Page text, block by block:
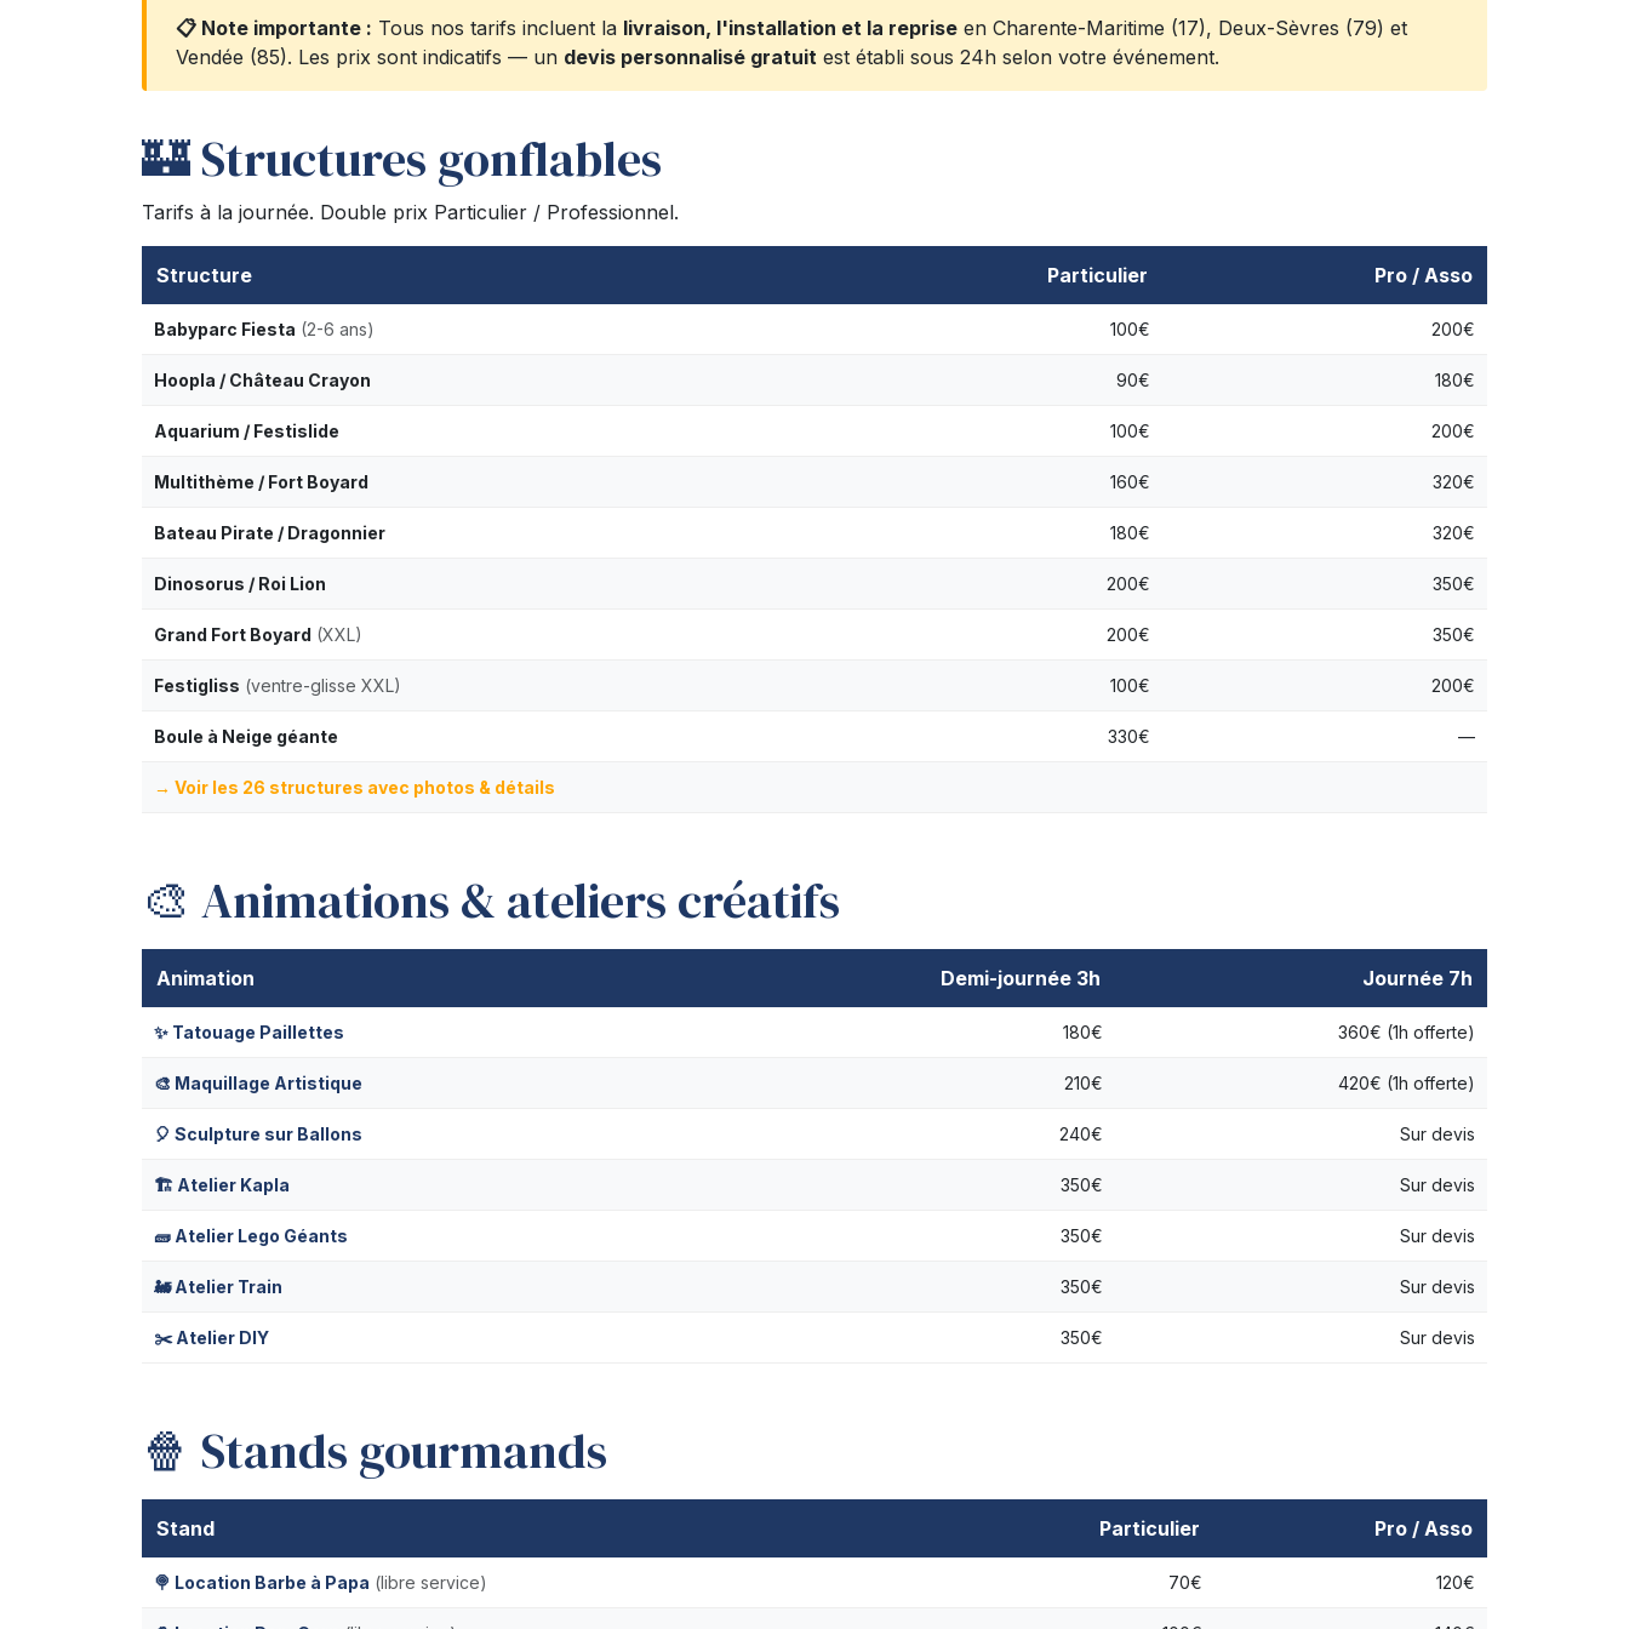
📋 Note importante : Tous nos tarifs incluent la livraison, l'installation et la reprise en Charente-Maritime (17), Deux-Sèvres (79) et
Vendée (85). Les prix sont indicatifs — un devis personnalisé gratuit est établi sous 24h selon votre événement.
🏰 Structures gonflables
Tarifs à la journée. Double prix Particulier / Professionnel.
Structure Particulier Pro / Asso
Babyparc Fiesta (2-6 ans) 100€ 200€
Hoopla / Château Crayon 90€ 180€
Aquarium / Festislide 100€ 200€
Multithème / Fort Boyard 160€ 320€
Bateau Pirate / Dragonnier 180€ 320€
Dinosorus / Roi Lion 200€ 350€
Grand Fort Boyard (XXL) 200€ 350€
Festigliss (ventre-glisse XXL) 100€ 200€
Boule à Neige géante 330€ —
→ Voir les 26 structures avec photos & détails
🎨 Animations & ateliers créatifs
Animation Demi-journée 3h Journée 7h
✨ Tatouage Paillettes 180€ 360€ (1h offerte)
🎨 Maquillage Artistique 210€ 420€ (1h offerte)
🎈 Sculpture sur Ballons 240€ Sur devis
🏗️ Atelier Kapla 350€ Sur devis
🧱 Atelier Lego Géants 350€ Sur devis
🚂 Atelier Train 350€ Sur devis
✂️ Atelier DIY 350€ Sur devis
🍿 Stands gourmands
Stand Particulier Pro / Asso
🍭 Location Barbe à Papa (libre service) 70€ 120€